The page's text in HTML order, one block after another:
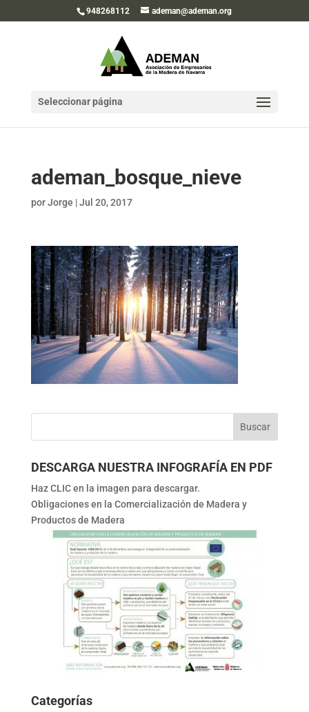
948268112 ademan@ademan.org
Seleccionar página
ademan_bosque_nieve
porJorge |Jul 20, 2017
DESCARGA NUESTRA INFOGRAFÍA EN PDF
Haz CLIC en la imagen para descargar.
Obligaciones en la Comercialización de Madera y
Productos de Madera
Categorías